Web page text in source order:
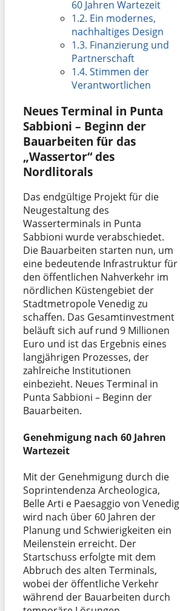
60 Jahren Wartezeit
1.2. Ein modernes,
nachhaltiges Design
1.3. Finanzierung und
Partnerschaft
1.4. Stimmen der
Verantwortlichen
Neues Terminal in Punta
Sabbioni – Beginn der
Bauarbeiten für das
„Wassertor“ des
Nordlitorals
Das endgültige Projekt für die
Neugestaltung des
Wasserterminals in Punta
Sabbioni wurde verabschiedet.
Die Bauarbeiten starten nun, um
eine bedeutende Infrastruktur für
den öffentlichen Nahverkehr im
nördlichen Küstengebiet der
Stadtmetropole Venedig zu
schaffen. Das Gesamtinvestment
beläuft sich auf rund 9 Millionen
Euro und ist das Ergebnis eines
langjährigen Prozesses, der
zahlreiche Institutionen
einbezieht. Neues Terminal in
Punta Sabbioni – Beginn der
Bauarbeiten.
Genehmigung nach 60 Jahren
Wartezeit
Mit der Genehmigung durch die
Soprintendenza Archeologica,
Belle Arti e Paesaggio von Venedig
wird nach über 60 Jahren der
Planung und Schwierigkeiten ein
Meilenstein erreicht. Der
Startschuss erfolgte mit dem
Abbruch des alten Terminals,
wobei der öffentliche Verkehr
während der Bauarbeiten durch